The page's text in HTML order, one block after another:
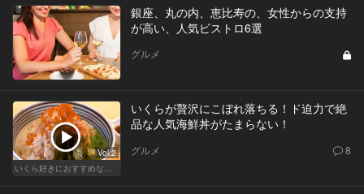
銀座、丸の内、恵比寿の、女性からの支持
が高い、人気ビストロ6選
グルメ
Vol.2
いくら好きにおすすめな東京の人気店！
いくらが贅沢にこぼれ落ちる！ド迫力で絶
品な人気海鮮丼がたまらない！
グルメ 8